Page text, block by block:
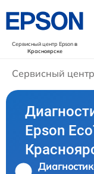
Сервисный центр Epsonв
Красноярске
Сервисный
Epson